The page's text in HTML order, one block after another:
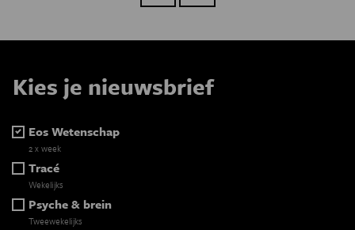
Kies je nieuwsbrief
Eos Wetenschap
2 x week
Tracé
Wekelijks
Psyche & brein
Tweewekelijks